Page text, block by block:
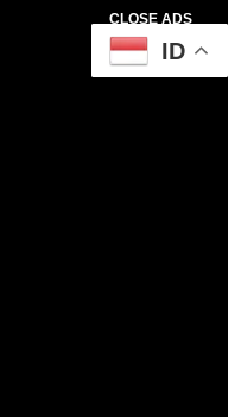
CLOSE ADS
ID